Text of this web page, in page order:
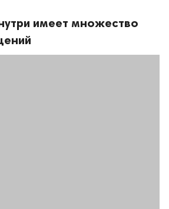
имеет множество